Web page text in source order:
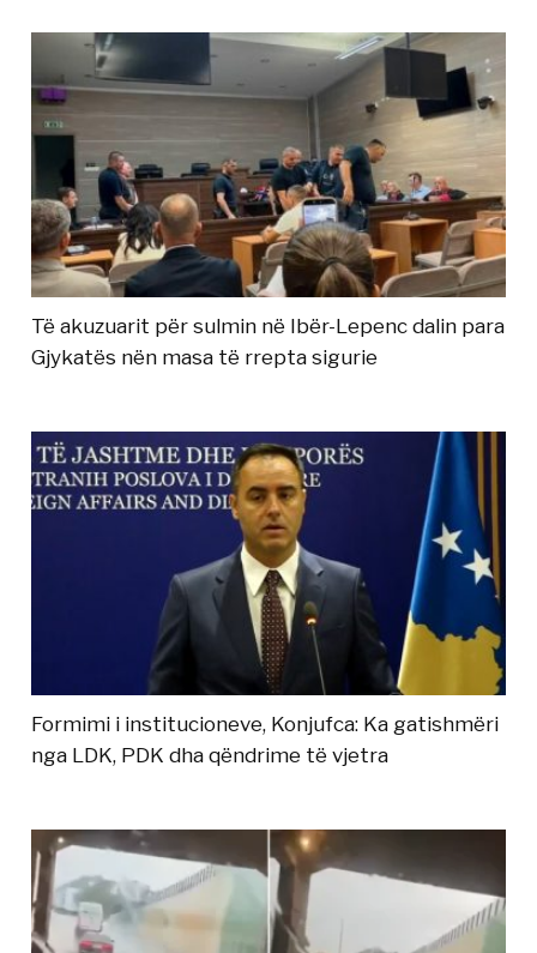
Të akuzuarit për sulmin në Ibër-Lepenc dalin para
Gjykatës nën masa të rrepta sigurie
Formimi i institucioneve, Konjufca: Ka gatishmëri
nga LDK, PDK dha qëndrime të vjetra